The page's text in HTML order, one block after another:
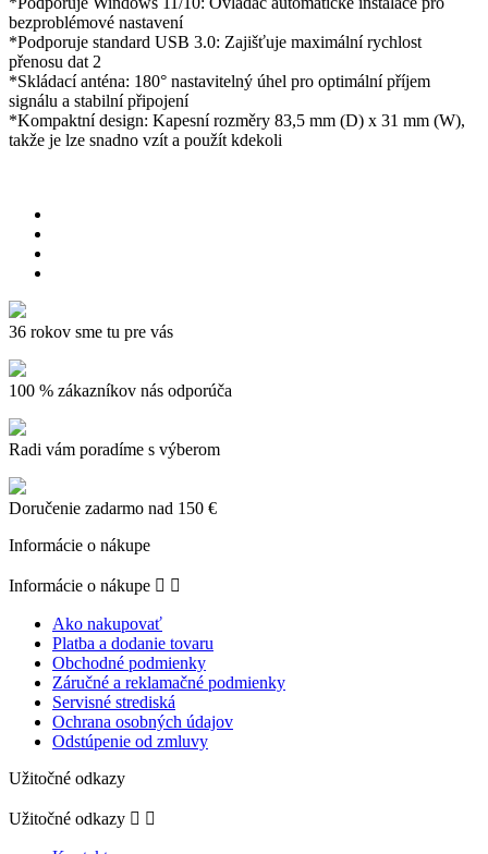
bezproblémové nastavení
*Podporuje standard USB 3.0: Zajišťuje maximální rychlost
přenosu dat 2
*Skládací anténa: 180° nastavitelný úhel pro optimální příjem
signálu a stabilní připojení
*Kompaktní design: Kapesní rozměry 83,5 mm (D) x 31 mm (W),
takže je lze snadno vzít a použít kdekoli
36 rokov sme tu pre vás
100 % zákazníkov nás odporúča
Radi vám poradíme s výberom
Doručenie zadarmo nad 150 €
Informácie o nákupe
Informácie o nákupe  
Ako nakupovať
Platba a dodanie tovaru
Obchodné podmienky
Záručné a reklamačné podmienky
Servisné strediská
Ochrana osobných údajov
Odstúpenie od zmluvy
Užitočné odkazy
Užitočné odkazy  